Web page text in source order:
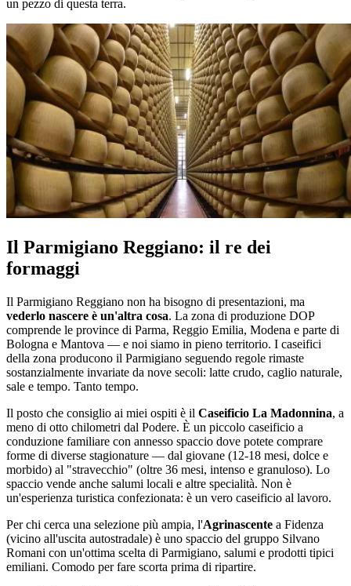
un pezzo di questa terra.
Il Parmigiano Reggiano: il re dei
formaggi
Il Parmigiano Reggiano non ha bisogno di presentazioni, ma
vederlo nascere è un'altra cosa. La zona di produzione DOP
comprende le province di Parma, Reggio Emilia, Modena e parte di
Bologna e Mantova — e noi siamo in pieno territorio. I caseifici
della zona producono il Parmigiano seguendo regole rimaste
sostanzialmente invariate da nove secoli: latte crudo, caglio naturale,
sale e tempo. Tanto tempo.
Il posto che consiglio ai miei ospiti è il Caseificio La Madonnina, a
meno di otto chilometri dal Podere. È un piccolo caseificio a
conduzione familiare con annesso spaccio dove potete comprare
forme di diverse stagionature — dal giovane (12-18 mesi, dolce e
morbido) al "stravecchio" (oltre 36 mesi, intenso e granuloso). Lo
spaccio vende anche salumi locali e altre specialità. Non è
un'esperienza turistica confezionata: è un vero caseificio al lavoro.
Per chi cerca una selezione più ampia, l'Agrinascente a Fidenza
(vicino all'uscita autostradale) è uno spaccio del gruppo Silvano
Romani con un'ottima scelta di Parmigiano, salumi e prodotti tipici
emiliani. Comodo per fare scorta prima di ripartire.